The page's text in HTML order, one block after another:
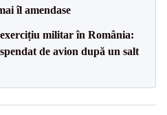
îl amendase
militar în România:
de avion după un salt